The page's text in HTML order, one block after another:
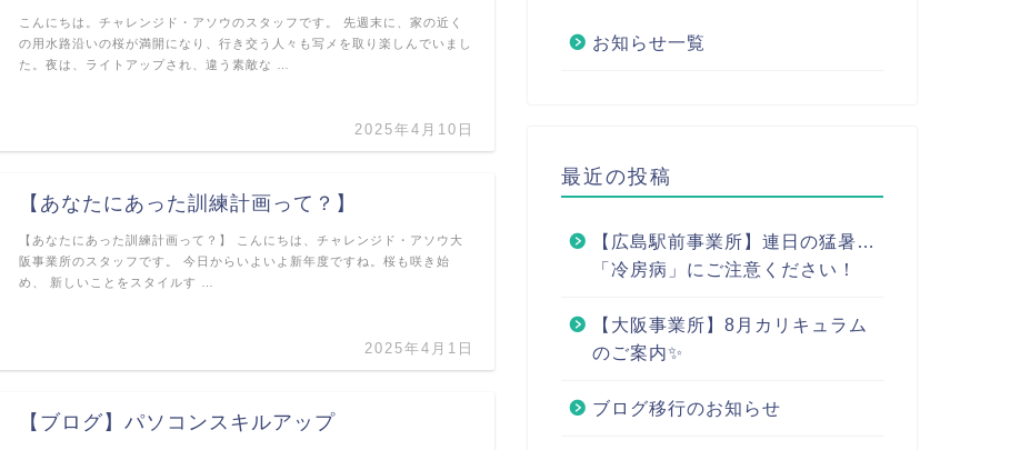
2025年4月10日
こんにちは。チャレンジド・アソウのスタッフです。 先週末に、家の近く
の用水路沿いの桜が満開になり、行き交う人々も写メを取り楽しんでいまし
た。夜は、ライトアップされ、違う素敵な …
【あなたにあった訓練計画って？】
2025年4月1日
【あなたにあった訓練計画って？】 こんにちは、チャレンジド・アソウ大
阪事業所のスタッフです。 今日からいよいよ新年度ですね。桜も咲き始
め、 新しいことをスタイルす …
【ブログ】パソコンスキルアップ
お知らせ一覧
最近の投稿
【広島駅前事業所】連日の猛暑…
「冷房病」にご注意ください！
【大阪事業所】8月カリキュラム
のご案内✨
ブログ移行のお知らせ